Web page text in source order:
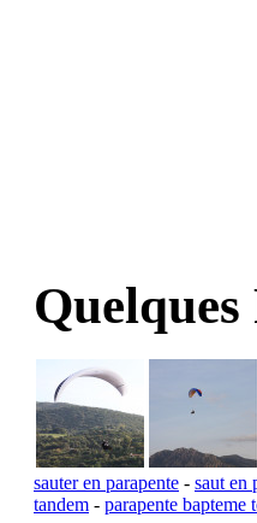
Quelques
sauter en parapente - saut en
tandem - parapente bapteme